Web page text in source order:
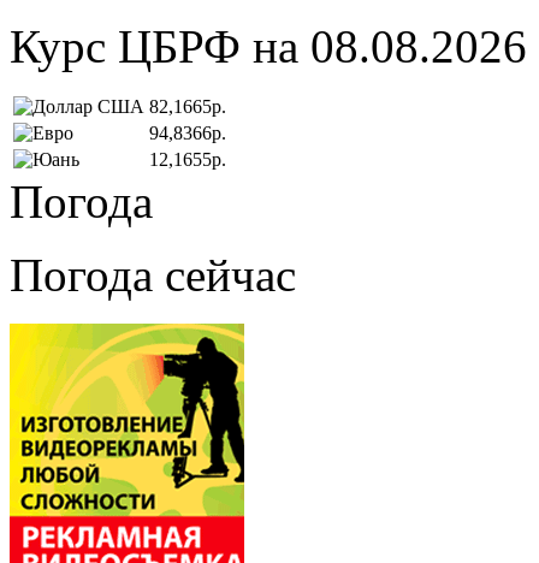
Курс ЦБРФ на 08.08.2026
82,1665р.
94,8366р.
12,1655р.
Погода
Погода сейчас